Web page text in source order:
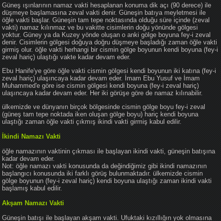
Güneş ışınlarının namaz vakti hesaplanan konuma dik açı (90 derece) ile
düşmeye başlamasına zeval vakti denir. Güneşin batıya meyletmesi ile
öğle vakti başlar. Güneşin tam tepe noktasında olduğu süre içinde (zeval
vakti) namaz kılınmaz ve bu vakitte cisimlerin doğu yönünde gölgesi
yoktur. Güney ya da Kuzey yönde oluşan o anki gölge boyuna fey-i zeval
denir. Cisimlerin gölgesi doğuya doğru düşmeye başladığı zaman öğle vakti
girmiş olur. öğle vakti herhangi bir cismin gölge boyunun kendi boyuna (fey-i
zeval hariç) ulaştığı vakte kadar devam eder.
Ebu Hanife'ye göre öğle vakti cismin gölgesi kendi boyunun iki katına (fey-i
zeval hariç) ulaşıncaya kadar devam eder. İmam Ebu Yusuf ve İmam
Muhammed'e göre ise cismin gölgesi kendi boyuna (fey-i zeval hariç)
ulaşıncaya kadar devam eder. Her iki görüşe göre de namaz kılınabilir.
ülkemizde ve dünyanın birçok bölgesinde cismin gölge boyu fey-i zeval
(güneş tam tepe noktada iken oluşan gölge boyu) hariç kendi boyuna
ulaştığı zaman öğle vakti çıkmış ikindi vakti girmiş kabul edilir.
İkindi Namazı Vakti
öğle namazının vaktinin çıkması ile başlayan ikindi vakti, güneşin batışına
kadar devam eder.
Not: öğle namazı vakti konusunda da değindiğimiz gibi ikindi namazının
başlangıcı konusunda iki farklı görüş bulunmaktadır. ülkemizde cismin
gölge boyunun (fey-i zeval hariç) kendi boyuna ulaştığı zaman ikindi vakti
başlamış kabul edilir.
Akşam Namazı Vakti
Güneşin batışı ile başlayan akşam vakti. Ufuktaki kızıllığın yok olmasına